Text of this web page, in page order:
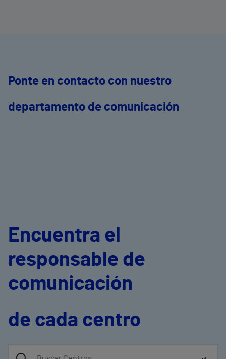
Ponte en contacto con nuestro
departamento de comunicación
Encuentra el
responsable de
comunicación
de cada centro